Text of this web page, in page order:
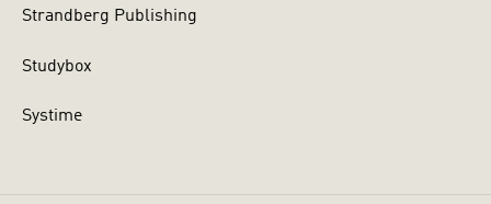
Strandberg Publishing
Studybox
Systime